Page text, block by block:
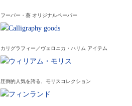
フーバー・葵 オリジナルペーパー
カリグラフィー／ヴェロニカ・ハリム アイテム
圧倒的人気を誇る、モリスコレクション